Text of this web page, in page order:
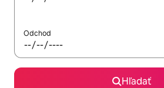
Odchod
Hľadať